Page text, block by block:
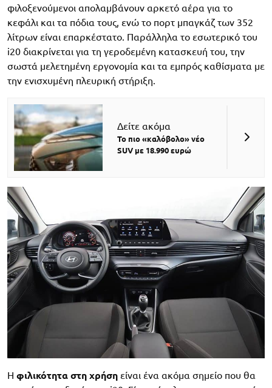
φιλοξενούμενοι απολαμβάνουν αρκετό αέρα για το
κεφάλι και τα πόδια τους, ενώ το πορτ μπαγκάζ των 352
λίτρων είναι επαρκέστατο. Παράλληλα το εσωτερικό του
i20 διακρίνεται για τη γεροδεμένη κατασκευή του, την
σωστά μελετημένη εργονομία και τα εμπρός καθίσματα με
την ενισχυμένη πλευρική στήριξη.
Δείτε ακόμα
Το πιο «καλόβολο» νέο
SUV με 18.990 ευρώ
Η φιλικότητα στη χρήση είναι ένα ακόμα σημείο που θα